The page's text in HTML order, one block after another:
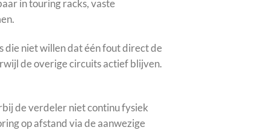
in touring racks, vaste
die niet willen dat één fout direct de
de overige circuits actief blijven.
de verdeler niet continu fysiek
op afstand via de aanwezige